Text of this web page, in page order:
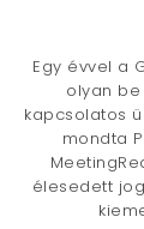
Egy évvel a
olyan
kapcsolatos
mondta
élesedett